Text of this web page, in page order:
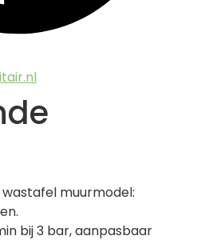
muurmodel:
bij 3 bar, aanpasbaar